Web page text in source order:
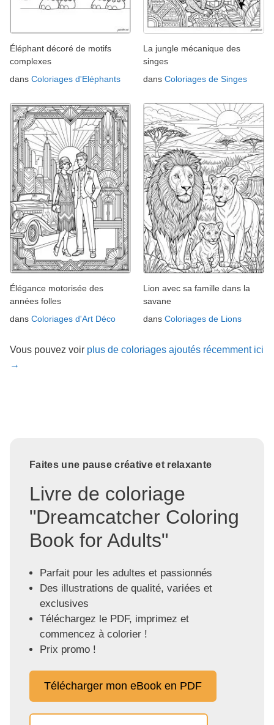
Éléphant décoré de motifs
complexes
dans Coloriages d'Eléphants
La jungle mécanique des
singes
dans Coloriages de Singes
Élégance motorisée des
années folles
dans Coloriages d'Art Déco
Lion avec sa famille dans la
savane
dans Coloriages de Lions
Vous pouvez voir plus de coloriages ajoutés récemment ici
→
Faites une pause créative et relaxante
Livre de coloriage
"Dreamcatcher Coloring
Book for Adults"
Parfait pour les adultes et passionnés
Des illustrations de qualité, variées et
exclusives
Téléchargez le PDF, imprimez et
commencez à colorier !
Prix promo !
Télécharger mon eBook en PDF